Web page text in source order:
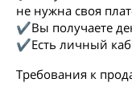
не нужна своя
✔Вы получаете
✔Есть личный
Требования к